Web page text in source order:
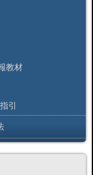
教材
引